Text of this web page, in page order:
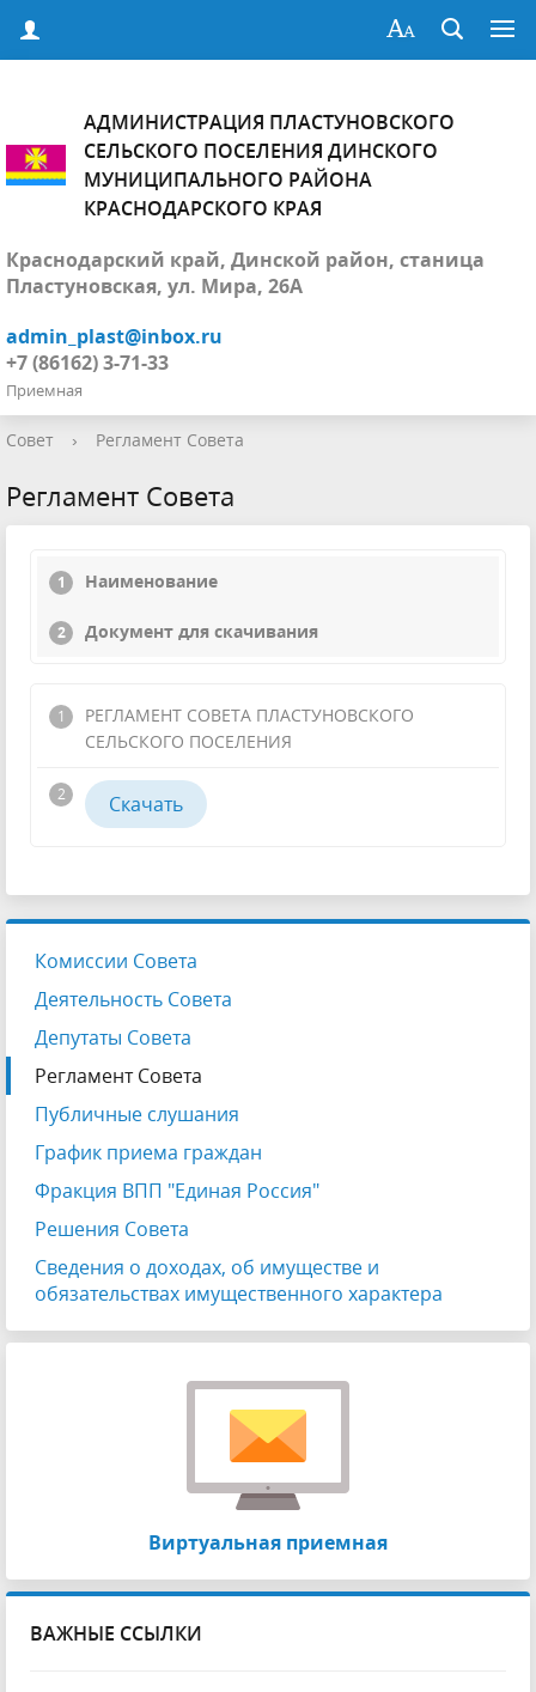
АДМИНИСТРАЦИЯ ПЛАСТУНОВСКОГО
СЕЛЬСКОГО ПОСЕЛЕНИЯ ДИНСКОГО
МУНИЦИПАЛЬНОГО РАЙОНА
КРАСНОДАРСКОГО КРАЯ
Краснодарский край, Динской район, станица
Пластуновская, ул. Мира, 26А
admin_plast@inbox.ru
+7 (86162) 3-71-33
Приемная
Совет › Регламент Совета
Регламент Совета
Наименование
Документ для скачивания
РЕГЛАМЕНТ СОВЕТА ПЛАСТУНОВСКОГО
СЕЛЬСКОГО ПОСЕЛЕНИЯ
Скачать
Комиссии Совета
Деятельность Совета
Депутаты Совета
Регламент Совета
Публичные слушания
График приема граждан
Фракция ВПП "Единая Россия"
Решения Совета
Сведения о доходах, об имуществе и
обязательствах имущественного характера
Виртуальная приемная
ВАЖНЫЕ ССЫЛКИ